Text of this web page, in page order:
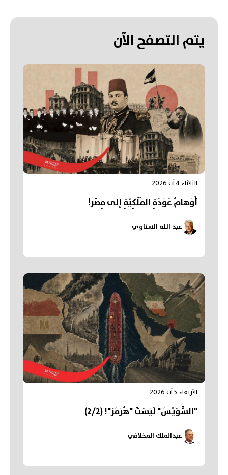
يتم التصفح الآن
الثلاثاء 4 آب 2026
أَوْهامُ عَوْدَةِ المَلَكِيَّةِ إلى مِصْر!
عبد الله السناوي
الأربعاء 5 آب 2026
"السُّوَيْسُ" لَيْسَتْ "هُرْمُز"! (2/2)
عبدالملك المخلافي